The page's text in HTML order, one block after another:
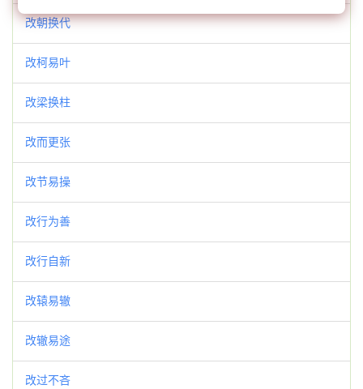
改朝换代
改柯易叶
改梁换柱
改而更张
改节易操
改行为善
改行自新
改辕易辙
改辙易途
改过不吝